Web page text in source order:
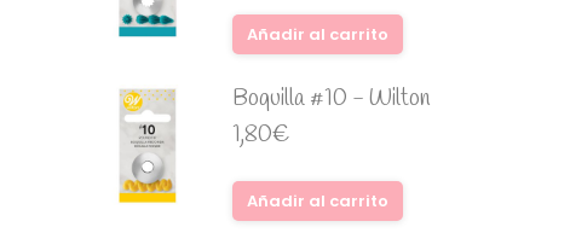
Añadir al carrito
Boquilla #10 - Wilton
1,80€
Añadir al carrito